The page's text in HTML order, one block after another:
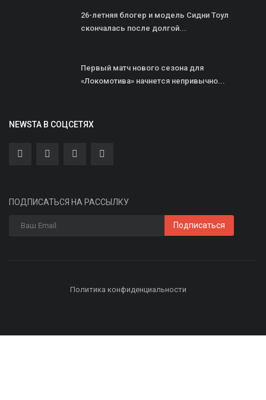
26-летняя блогер и модель Сидни Тоул
скончалась после долгой...
Первый матч нового сезона для
«Локомотива» начнется непривычно...
NEWSTA В СОЦСЕТЯХ
ПОДПИСАТЬСЯ НА РАССЫЛКУ
Подписаться
Политика конфиденциальности